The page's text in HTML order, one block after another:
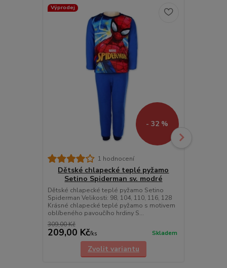
Výprodej
- 32 %
1 hodnocení
Dětské chlapecké teplé pyžamo
Setino Spiderman sv. modré
Dětské chlapecké teplé pyžamo Setino
Spiderman Velikosti: 98, 104, 110, 116, 128
Krásné chlapecké teplé pyžamo s motivem
oblíbeného pavoučího hrdiny S...
309,00 Kč
209,00 Kč/ks Skladem
Zvolit variantu